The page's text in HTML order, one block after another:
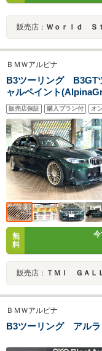
販売店： Ｗｏｒｌｄ Ｓｔ
ＢＭＷアルピナ
B3ツーリング B3GT
ャルペイント
フティーPKG/パノラ
ド/20インチAW/シー
販売店保証 購入プラン付 オ
無
料
販売店： ＴＭＩ ＧＡＬ
ＢＭＷアルピナ
B3ツーリング アルラ